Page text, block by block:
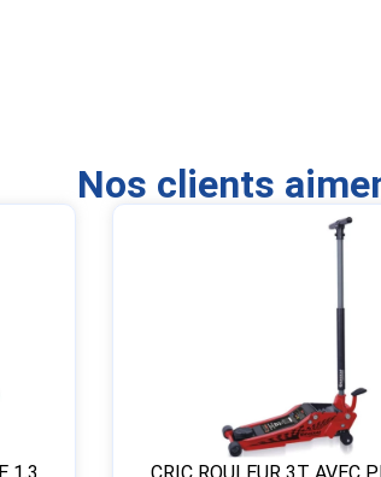
Nos clients